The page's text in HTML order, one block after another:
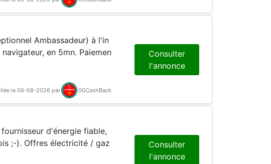
Ambassadeur) à l'in
en 5mn. Paiemen
le 06-08-2026 par 00CashBack
Consulter
l'annonce
d'énergie fiable,
;-). Offres électricité / gaz
Consulter
l'annonce